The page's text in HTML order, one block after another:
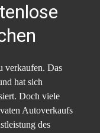
verkaufen. Das
hat sich
Doch viele
Autoverkaufs
des